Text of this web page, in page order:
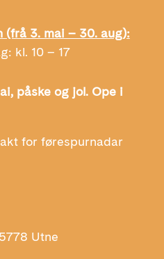
(frå 3. mai – 30. aug):
kl. 10 – 17
påske og jol. Ope i
for førespurnadar
Utne